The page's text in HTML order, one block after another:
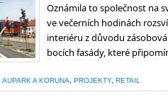
Oznámila to společnost na
ve večerních hodinách
interiéru z důvodu
bocích fasády, které
AUPARK A KORUNA PROJEKTY, RETAIL